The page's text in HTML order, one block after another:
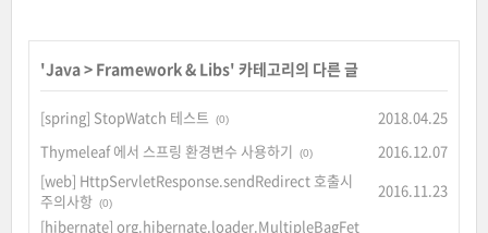
'Java> Framework & Libs' 카테고리의 다른 글
[spring] StopWatch 테스트 (0)
2018.04.25
Thymeleaf 에서 스프링 환경변수 사용하기
(0)
2016.12.07
[web] HttpServletResponse.sendRedirect 호출시
주의사항 (0)
2016.11.23
[hibernate] org.hibernate.loader.MultipleBagFet